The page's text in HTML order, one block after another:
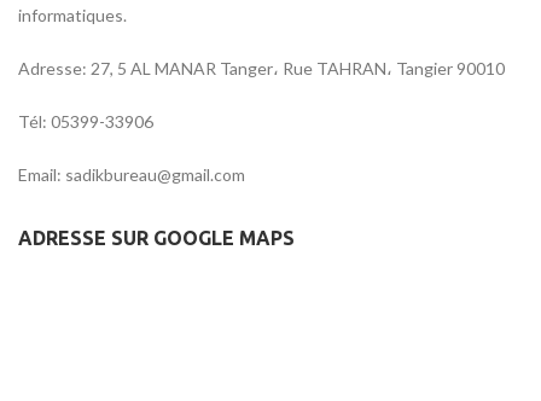
informatiques.
Adresse: 27, 5 AL MANAR Tanger، Rue TAHRAN، Tangier 90010
Tél: 05399-33906
Email: sadikbureau@gmail.com
ADRESSE SUR GOOGLE MAPS